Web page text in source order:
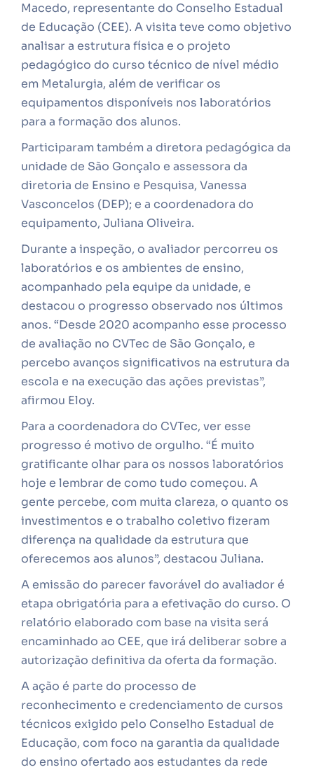
Macedo, representante do Conselho Estadual
de Educação (CEE). A visita teve como objetivo
analisar a estrutura física e o projeto
pedagógico do curso técnico de nível médio
em Metalurgia, além de verificar os
equipamentos disponíveis nos laboratórios
para a formação dos alunos.
Participaram também a diretora pedagógica da
unidade de São Gonçalo e assessora da
diretoria de Ensino e Pesquisa, Vanessa
Vasconcelos (DEP); e a coordenadora do
equipamento, Juliana Oliveira.
Durante a inspeção, o avaliador percorreu os
laboratórios e os ambientes de ensino,
acompanhado pela equipe da unidade, e
destacou o progresso observado nos últimos
anos. “Desde 2020 acompanho esse processo
de avaliação no CVTec de São Gonçalo, e
percebo avanços significativos na estrutura da
escola e na execução das ações previstas”,
afirmou Eloy.
Para a coordenadora do CVTec, ver esse
progresso é motivo de orgulho. “É muito
gratificante olhar para os nossos laboratórios
hoje e lembrar de como tudo começou. A
gente percebe, com muita clareza, o quanto os
investimentos e o trabalho coletivo fizeram
diferença na qualidade da estrutura que
oferecemos aos alunos”, destacou Juliana.
A emissão do parecer favorável do avaliador é
etapa obrigatória para a efetivação do curso. O
relatório elaborado com base na visita será
encaminhado ao CEE, que irá deliberar sobre a
autorização definitiva da oferta da formação.
A ação é parte do processo de
reconhecimento e credenciamento de cursos
técnicos exigido pelo Conselho Estadual de
Educação, com foco na garantia da qualidade
do ensino ofertado aos estudantes da rede